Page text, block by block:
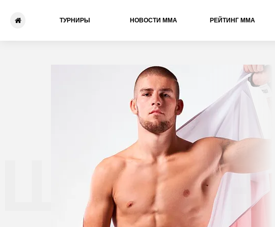
ТУРНИРЫ НОВОСТИ ММА РЕЙТИНГ ММА
Шимон